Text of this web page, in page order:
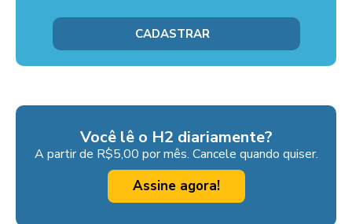
Você lê o H2 diariamente?
A partir de R$5,00 por mês. Cancele quando quiser.
Assine agora!